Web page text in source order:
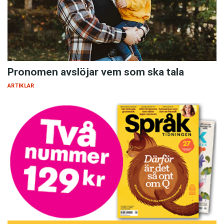
Busan/Ozzy
Kajsa/Zorro
Stina/Gizmo
Wilma/Bosse
De 20 vanligaste namnen på katter 2014 enligt
till små flickor och pojkar samma år.
Vi listar: Populäraste hundnamnen
Molly/Sigge
Wilma/Bamse
Pronomen avslöjar vem som ska tala
ARTIKLAR